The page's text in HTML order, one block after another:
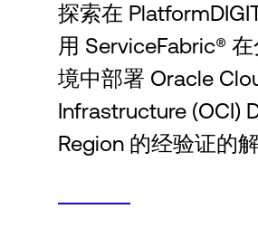
Language
登录
探索在
用 ServiceFabric®
境中部署 Oracle
Infrastructure (OCI)
Region 的经验证的